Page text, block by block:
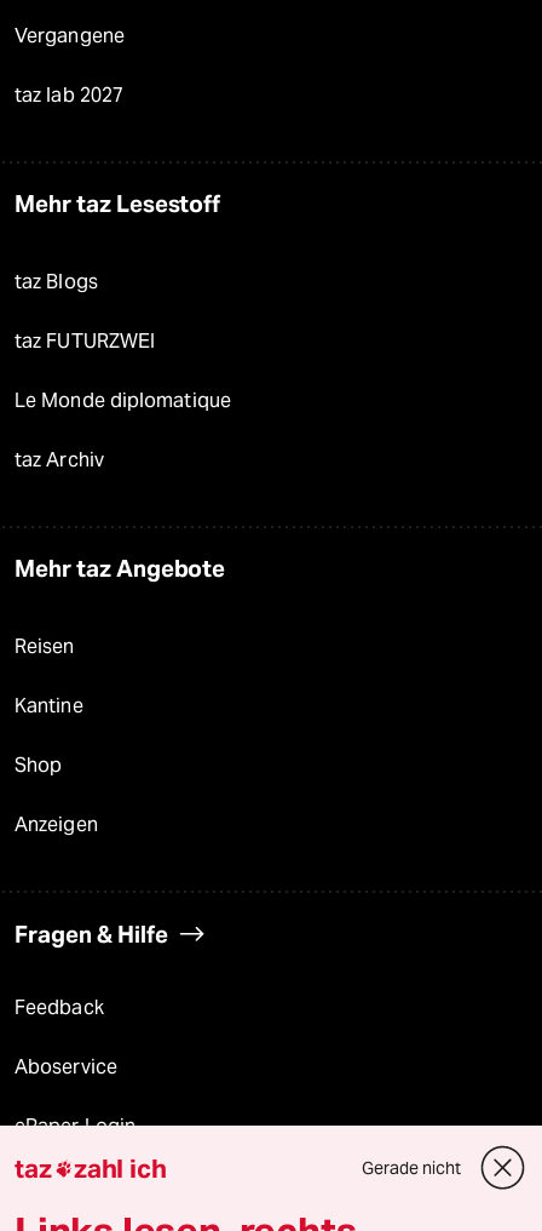
Vergangene
taz lab 2027
Mehr taz Lesestoff
taz Blogs
taz FUTURZWEI
Le Monde diplomatique
taz Archiv
Mehr taz Angebote
Reisen
Kantine
Shop
Anzeigen
Fragen & Hilfe
Feedback
Aboservice
ePaper Login
Downloads für Abonnierende
taz zahl ich Gerade nicht